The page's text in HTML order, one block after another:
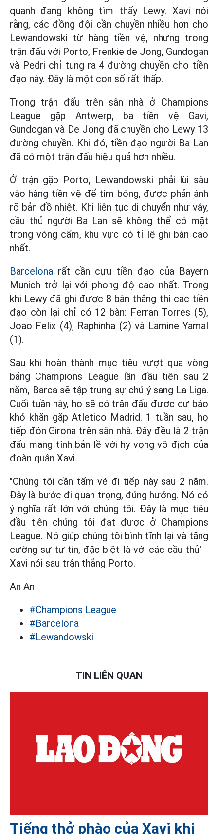
quanh đang không tìm thấy Lewy. Xavi nói
rằng, các đồng đội cần chuyền nhiều hơn cho
Lewandowski từ hàng tiền vệ, nhưng trong
trận đấu với Porto, Frenkie de Jong, Gundogan
và Pedri chỉ tung ra 4 đường chuyền cho tiền
đạo này. Đây là một con số rất thấp.
Trong trận đấu trên sân nhà ở Champions
League gặp Antwerp, ba tiền vệ Gavi,
Gundogan và De Jong đã chuyền cho Lewy 13
đường chuyền. Khi đó, tiền đạo người Ba Lan
đã có một trận đấu hiệu quả hơn nhiều.
Ở trận gặp Porto, Lewandowski phải lùi sâu
vào hàng tiền vệ để tìm bóng, được phản ánh
rõ bản đồ nhiệt. Khi liên tục di chuyển như vậy,
cầu thủ người Ba Lan sẽ không thể có mặt
trong vòng cấm, khu vực có tỉ lệ ghi bàn cao
nhất.
Barcelona rất cần cựu tiền đạo của Bayern
Munich trở lại với phong độ cao nhất. Trong
khi Lewy đã ghi được 8 bàn thắng thì các tiền
đạo còn lại chỉ có 12 bàn: Ferran Torres (5),
Joao Felix (4), Raphinha (2) và Lamine Yamal
(1).
Sau khi hoàn thành mục tiêu vượt qua vòng
bảng Champions League lần đầu tiên sau 2
năm, Barca sẽ tập trung sự chú ý sang La Liga.
Cuối tuần này, họ sẽ có trận đấu được dự báo
khó khăn gặp Atletico Madrid. 1 tuần sau, họ
tiếp đón Girona trên sân nhà. Đây đều là 2 trận
đấu mang tính bản lề với hy vọng vô địch của
đoàn quân Xavi.
"Chúng tôi cần tấm vé đi tiếp này sau 2 năm.
Đây là bước đi quan trọng, đúng hướng. Nó có
ý nghĩa rất lớn với chúng tôi. Đây là mục tiêu
đầu tiên chúng tôi đạt được ở Champions
League. Nó giúp chúng tôi bình tĩnh lại và tăng
cường sự tự tin, đặc biệt là với các cầu thủ" -
Xavi nói sau trận thắng Porto.
An An
#Champions League
#Barcelona
#Lewandowski
TIN LIÊN QUAN
Tiếng thở phào của Xavi khi